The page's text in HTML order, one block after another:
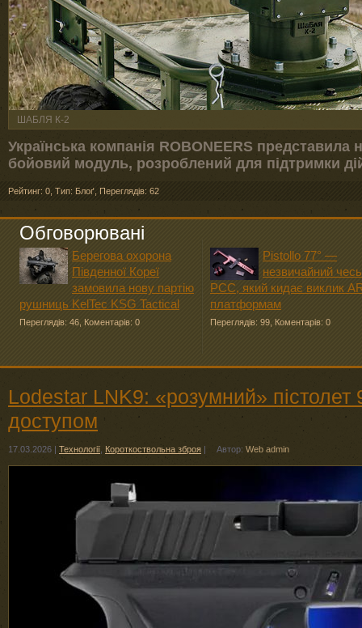
ШАБЛЯ К-2
Українська компанія ROBONEERS
бойовий модуль, розроблений для підтримки
Рейтинг: 0 Тип: Блоґ Переглядів: 62
Обговорювані
Берегова охорона
Південної Кореї
замовила нову партію
рушниць KelTec KSG Tactical
Переглядів: 46 Коментарів: 0
Pistollo 77° —
незвичайний
PCC, який кидає виклик
платформам
Переглядів: 99 Коментарів: 0
Lodestar LNK9: «розумний»
доступом
17.03.2026 | Технології Короткоствольна зброя | Автор: Web admin